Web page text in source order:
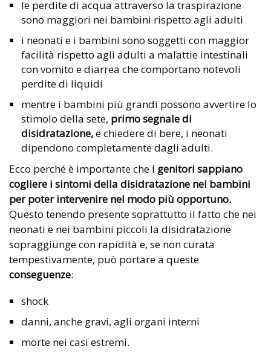
le perdite di acqua attraverso la traspirazione
sono maggiori nei bambini rispetto agli adulti
i neonati e i bambini sono soggetti con maggior
facilità rispetto agli adulti a malattie intestinali
con vomito e diarrea che comportano notevoli
perdite di liquidi
mentre i bambini più grandi possono avvertire lo
stimolo della sete, primo segnale di
disidratazione,e chiedere di bere, i neonati
dipendono completamente dagli adulti.
Ecco perché è importante che i genitori sappiano
cogliere i sintomi della disidratazione nei bambini
per poter intervenire nel modo più opportuno.
Questo tenendo presente soprattutto il fatto che nei
neonati e nei bambini piccoli la disidratazione
sopraggiunge con rapidità e, se non curata
tempestivamente, può portare a queste
conseguenze:
shock
danni, anche gravi, agli organi interni
morte nei casi estremi.